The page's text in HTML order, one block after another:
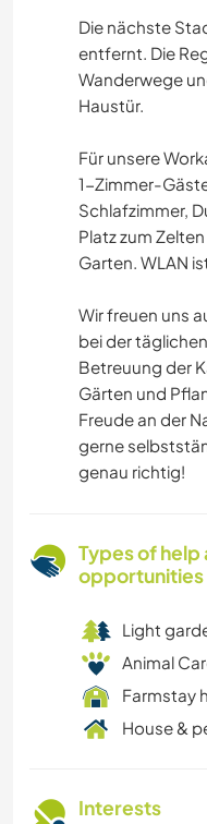
Die nächste
entfernt. Die
Wanderwege
Haustür.
Für unsere
1-Zimmer-
Schlafzimmer,
Platz zum
Garten. WLAN
Wir freuen uns
bei der
Betreuung der
Gärten und
Freude an der
gerne
genau richtig!
Types of help
opportunities
Light
Animal
Farmstay
House &
Interests